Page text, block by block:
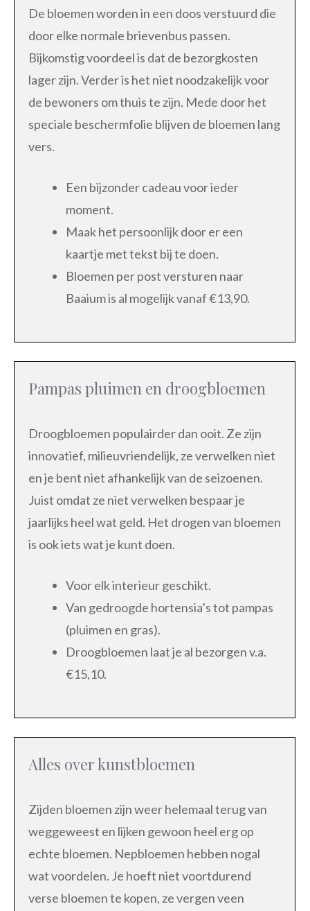
De bloemen worden in een doos verstuurd die
door elke normale brievenbus passen.
Bijkomstig voordeel is dat de bezorgkosten
lager zijn. Verder is het niet noodzakelijk voor
de bewoners om thuis te zijn. Mede door het
speciale beschermfolie blijven de bloemen lang
vers.
Een bijzonder cadeau voor ieder
moment.
Maak het persoonlijk door er een
kaartje met tekst bij te doen.
Bloemen per post versturen naar
Baaium is al mogelijk vanaf €13,90.
Pampas pluimen en droogbloemen
Droogbloemen populairder dan ooit. Ze zijn
innovatief, milieuvriendelijk, ze verwelken niet
en je bent niet afhankelijk van de seizoenen.
Juist omdat ze niet verwelken bespaar je
jaarlijks heel wat geld. Het drogen van bloemen
is ook iets wat je kunt doen.
Voor elk interieur geschikt.
Van gedroogde hortensia’s tot pampas
(pluimen en gras).
Droogbloemen laat je al bezorgen v.a.
€15,10.
Alles over kunstbloemen
Zijden bloemen zijn weer helemaal terug van
weggeweest en lijken gewoon heel erg op
echte bloemen. Nepbloemen hebben nogal
wat voordelen. Je hoeft niet voortdurend
verse bloemen te kopen, ze vergen veen